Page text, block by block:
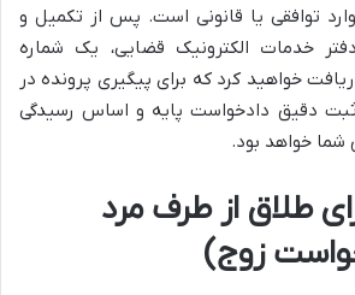
توافقی یا قانونی است. پس از تکمیل و
خدمات الکترونیک قضایی، یک شماره
خواهید کرد که برای پیگیری پرونده در
دقیق دادخواست پایه و اساس رسیدگی
شما خواهد بود.
طلاق از طرف مرد
زوج)